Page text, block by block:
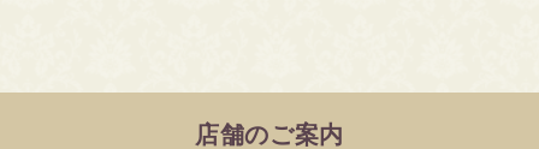
店舗のご案内